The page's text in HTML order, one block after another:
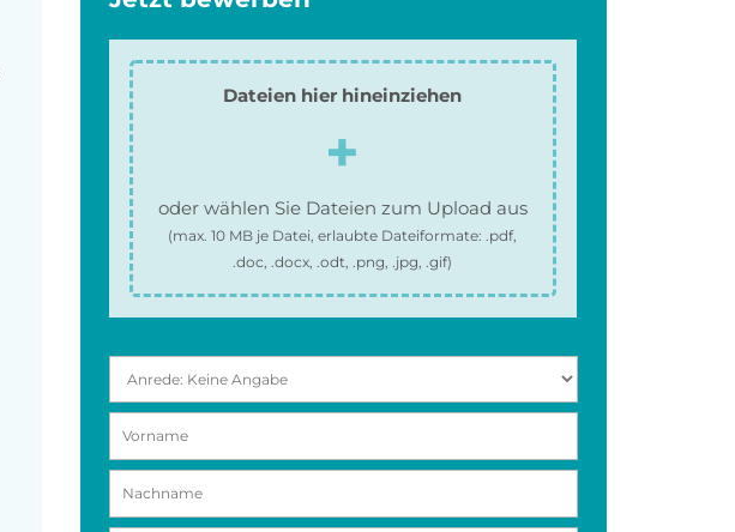
Dateien hier hineinziehen
oder wählen Sie Dateien zum Upload aus
(max.10 MB je Datei, erlaubte Dateiformate:.pdf,
.doc, .docx, .odt, .png, .jpg, .gif)